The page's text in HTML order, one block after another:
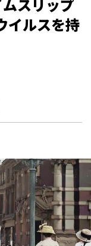
スリップ
イルスを持